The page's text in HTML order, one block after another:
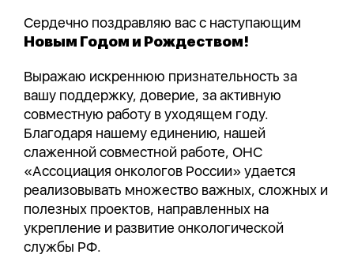
Сердечно поздравляю вас с наступающим
Новым Годом и Рождеством!
Выражаю искреннюю признательность за
вашу поддержку, доверие, за активную
совместную работу в уходящем году.
Благодаря нашему единению, нашей
слаженной совместной работе, ОНС
«Ассоциация онкологов России» удается
реализовывать множество важных, сложных и
полезных проектов, направленных на
укрепление и развитие онкологической
службы РФ.